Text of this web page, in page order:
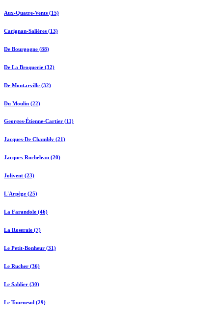
Aux-Quatre-Vents (15)
Carignan-Salières (13)
De Bourgogne (88)
De La Broquerie (32)
De Montarville (32)
Du Moulin (22)
Georges-Étienne-Cartier (11)
Jacques-De Chambly (21)
Jacques-Rocheleau (20)
Jolivent (23)
L'Arpège (25)
La Farandole (46)
La Roseraie (7)
Le Petit-Bonheur (31)
Le Rucher (36)
Le Sablier (30)
Le Tournesol (29)